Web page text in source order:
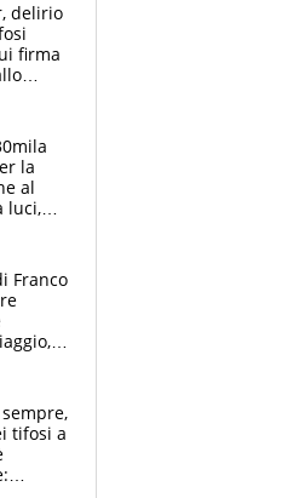
delirio
firma
la
al
luci,
Franco
tifosi
tifosi a